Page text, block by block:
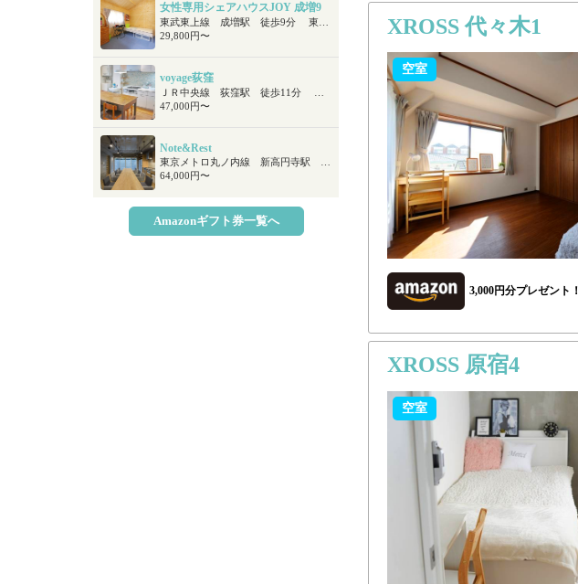
XROSS 代々木1
空室
3,000円分プレゼント！
XROSS 原宿4
空室
女性専用シェアハウスJOY 成増9
東武東上線 成増駅 徒歩9分 東京メトロ有楽町線・副都心線 地下鉄成増駅 徒歩13分
29,800円〜
voyage荻窪
ＪＲ中央線 荻窪駅 徒歩11分 ＪＲ総武線 荻窪駅 徒歩11分 東京メトロ丸ノ内線 荻窪駅 徒歩11分
47,000円〜
Note&Rest
東京メトロ丸ノ内線 新高円寺駅 徒歩6分 JR中央線 高円寺駅 徒歩10分
64,000円〜
Amazonギフト券一覧へ